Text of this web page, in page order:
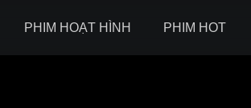
PHIM HOẠT HÌNH PHIM HOT